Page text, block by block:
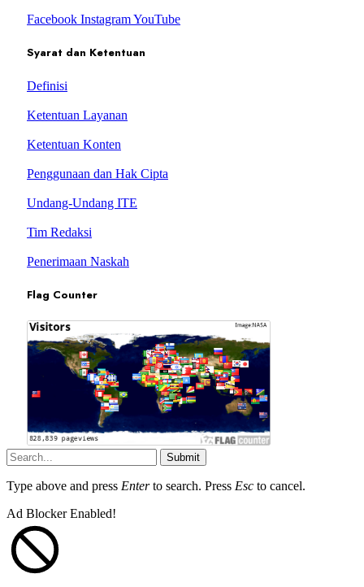
Facebook InstagramYouTube
Syarat dan Ketentuan
Definisi
Ketentuan Layanan
Ketentuan Konten
Penggunaan dan Hak Cipta
Undang-Undang ITE
Tim Redaksi
Penerimaan Naskah
Flag Counter
Submit
Type above and press Enterto search. Press Esc to cancel.
Ad Blocker Enabled!